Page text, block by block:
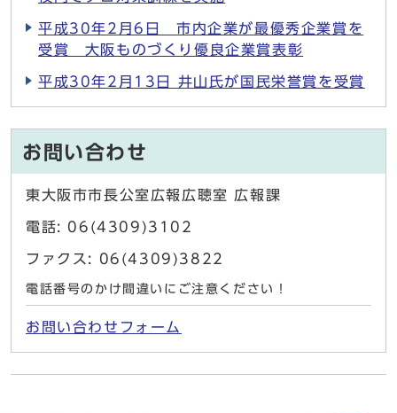
平成30年2月6日 市内企業が最優秀企業賞を
受賞 大阪ものづくり優良企業賞表彰
平成30年2月13日 井山氏が国民栄誉賞を受賞
お問い合わせ
東大阪市市長公室広報広聴室 広報課
電話: 06(4309)3102
ファクス: 06(4309)3822
電話番号のかけ間違いにご注意ください！
お問い合わせフォーム